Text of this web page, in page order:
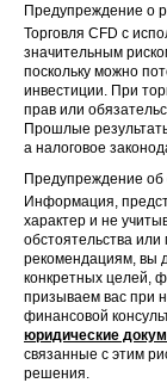
Предупреждение о
Торговля CFD с
значительным
поскольку можно
инвестиции. При
прав или
Прошлые
а налоговое
Предупреждение
Информация,
характер и не
обстоятельства
рекомендациям, вы
конкретных целей,
призываем вас при
финансовой
юридические
связанные с этим
решения.